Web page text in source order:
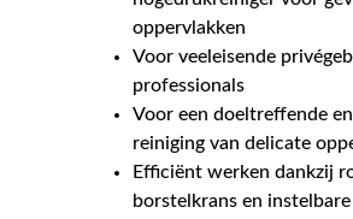
oppervlakken
Voor veeleisende
professionals
Voor een doeltreffende
reiniging van delicate
Efficiënt werken dankzij
borstelkrans en